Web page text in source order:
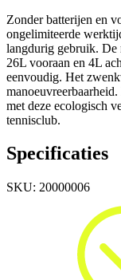
Zonder batterijen en
ongelimiteerde
langdurig gebruik. De
26L vooraan en 4L
eenvoudig. Het
met deze ecologisch
tennisclub.
Specificaties
SKU: 20000006